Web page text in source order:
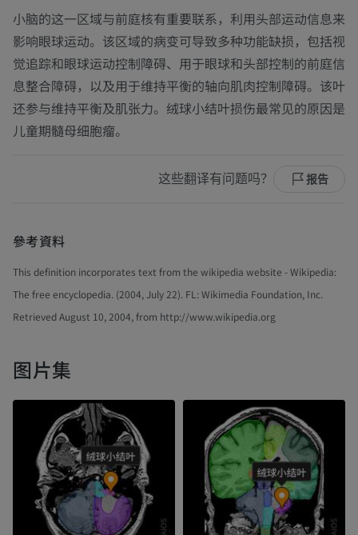
小脑的这一区域与前庭核有重要联系，利用头部运动信息来
影响眼球运动。该区域的病变可导致多种功能缺损，包括视
觉追踪和眼球运动控制障碍、用于眼球和头部控制的前庭信
息整合障碍，以及用于维持平衡的轴向肌肉控制障碍。该叶
还参与维持平衡及肌张力。绒球小结叶损伤最常见的原因是
儿童期髓母细胞瘤。
这些翻译有问题吗？ 报告
參考資料
This definition incorporates text from the wikipedia website - Wikipedia:
The free encyclopedia. (2004, July 22). FL: Wikimedia Foundation, Inc.
Retrieved August 10, 2004, from http://www.wikipedia.org
图片集